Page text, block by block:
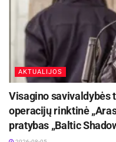
Asta Sieliūnienė
AKTUALIJOS
Visagino
operacijų rinktinė
pratybas „Baltic